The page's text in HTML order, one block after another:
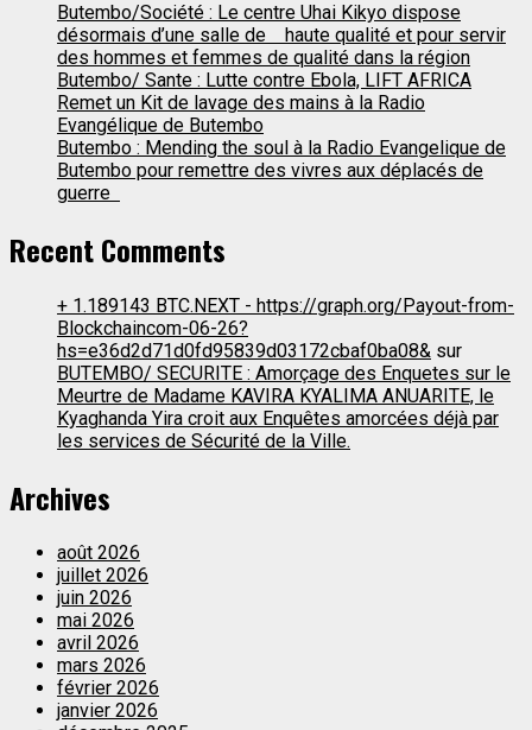
Butembo/Société : Le centre Uhai Kikyo dispose
désormais d’une salle de haute qualité et pour servir
des hommes et femmes de qualité dans la région
Butembo/ Sante : Lutte contre Ebola, LIFT AFRICA
Remet un Kit de lavage des mains à la Radio
Evangélique de Butembo
Butembo : Mending the soul à la Radio Evangelique de
Butembo pour remettre des vivres aux déplacés de
guerre
Recent Comments
+ 1.189143 BTC.NEXT - https://graph.org/Payout-from-
Blockchaincom-06-26?
hs=e36d2d71d0fd95839d03172cbaf0ba08& sur
BUTEMBO/ SECURITE : Amorçage des Enquetes sur le
Meurtre de Madame KAVIRA KYALIMA ANUARITE, le
Kyaghanda Yira croit aux Enquêtes amorcées déjà par
les services de Sécurité de la Ville.
Archives
août 2026
juillet 2026
juin 2026
mai 2026
avril 2026
mars 2026
février 2026
janvier 2026